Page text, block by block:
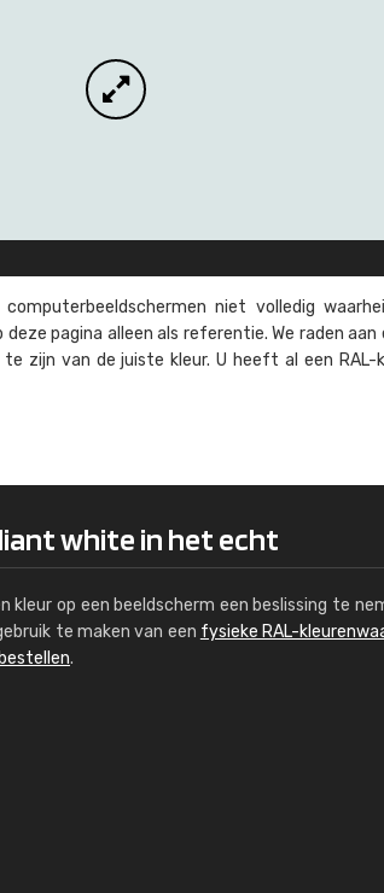
computer­beeld­schermen niet volledig
pagina alleen als referentie. We raden aan
zijn van de juiste kleur. U heeft al een RAL-
white in het echt
kleur op een beeldscherm een beslissing te
te maken van een fysieke RAL-
.
Kambier BV